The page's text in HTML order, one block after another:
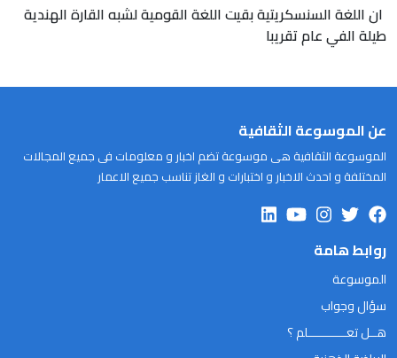
ان اللغة السنسكريتية بقيت اللغة القومية لشبه القارة الهندية
طيلة الفي عام تقريبا
عن الموسوعة الثقافية
الموسوعة الثقافية هى موسوعة تضم اخبار و معلومات فى جميع المجالات
المختلفة و احدث الاخبار و اختبارات و الغاز تناسب جميع الاعمار
روابط هامة
الموسوعة
سؤال وجواب
هــل تعـــــــــــلم ؟